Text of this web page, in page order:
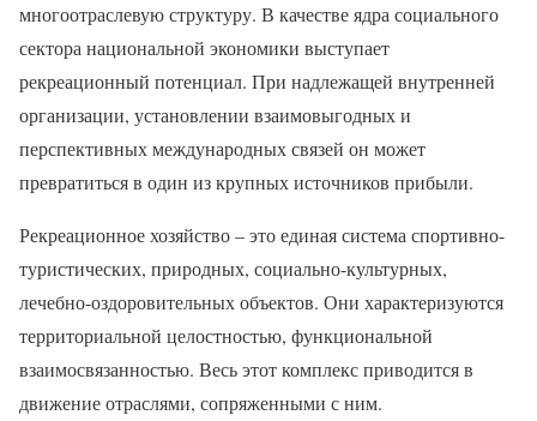
многоотраслевую структуру. В качестве ядра социального
сектора национальной экономики выступает
рекреационный потенциал. При надлежащей внутренней
организации, установлении взаимовыгодных и
перспективных международных связей он может
превратиться в один из крупных источников прибыли.
Рекреационное хозяйство – это единая система спортивно-
туристических, природных, социально-культурных,
лечебно-оздоровительных объектов. Они характеризуются
территориальной целостностью, функциональной
взаимосвязанностью. Весь этот комплекс приводится в
движение отраслями, сопряженными с ним.